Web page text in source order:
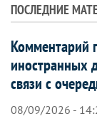
ПОСЛЕДНИЕ
Комментарий
иностранных
связи с
08/09/2026 -